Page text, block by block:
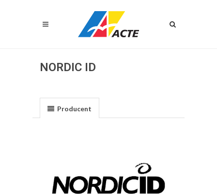
NORDIC ID
Producent